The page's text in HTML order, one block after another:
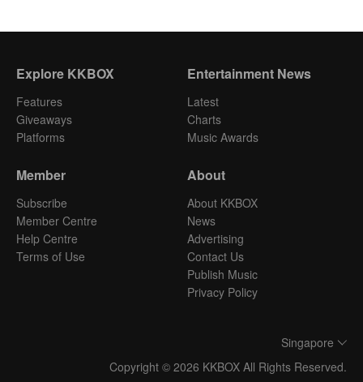
Explore KKBOX
Features
Giveaways
Platforms
Entertainment News
Latest
Charts
Music Awards
Member
Subscribe
Member Centre
Help Centre
Terms of Use
About
About KKBOX
News
Advertising
Contact Us
Publish Music
Privacy Policy
Singapore
Copyright © 2026 KKBOX All Rights Reserved.